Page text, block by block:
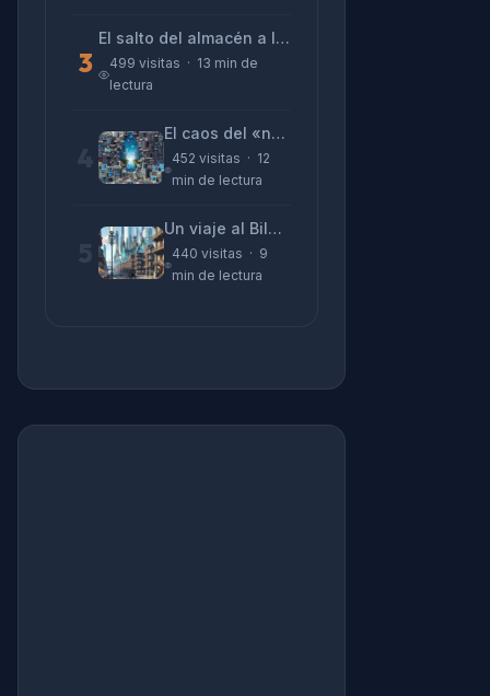
3
El salto del almacén a la terminal: La realidad de reinventarse en tecnología
499 visitas · 13 min de
lectura
El caos del «no funciona nada» y la realidad tras la pantalla
452 visitas · 12
min de lectura
Un viaje al Bilbao de 2026 con sabor a 1895
440 visitas · 9
min de lectura